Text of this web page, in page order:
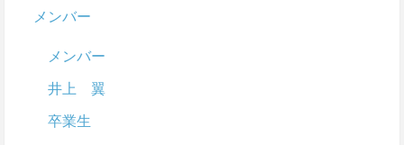
メンバー
メンバー
井上 翼
卒業生